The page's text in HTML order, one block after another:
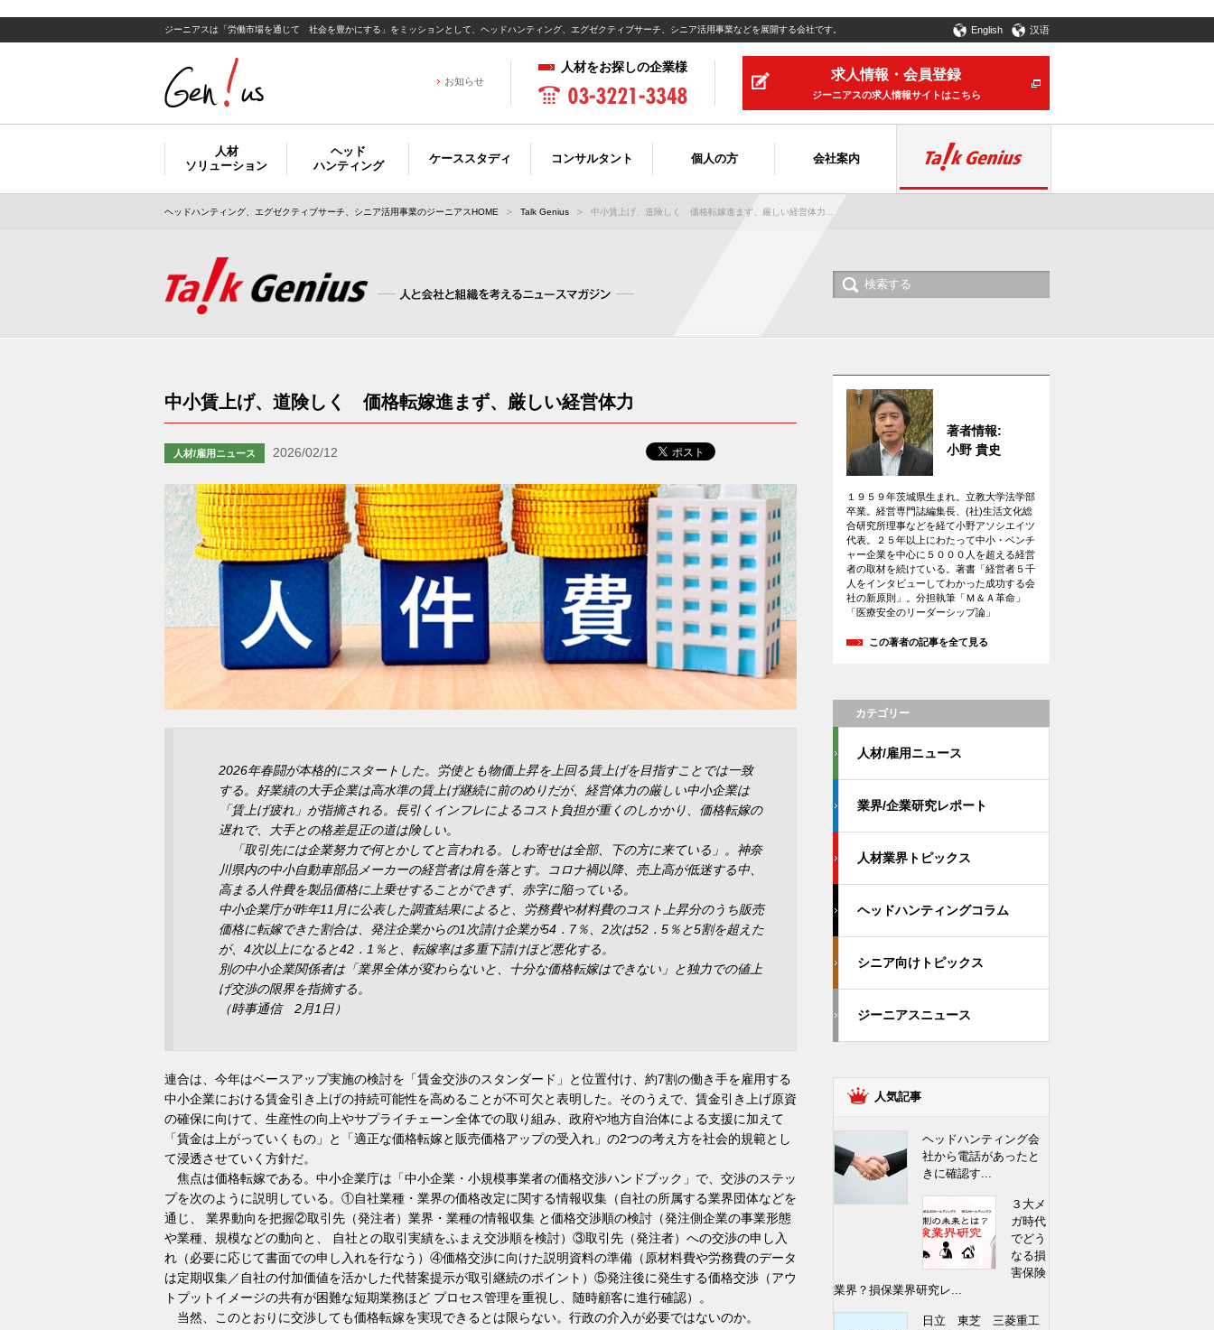
ジーニアスは「労働市場を通じて 社会を豊かにする」をミッションとして、ヘッドハンティング、エグゼクティブサーチ、シニア活用事業などを展開する会社です。
人材
ソリューション
ヘッド
ハンティング
ケーススタディ コンサルタント 個人の方 会社案内
お知らせ
English 汉语
求人情報・会員登録
ジーニアスの求人情報サイトはこちら
人材をお探しの企業様
ヘッドハンティング、エグゼクティブサーチ、シニア活用事業のジーニアスHOME Talk Genius 中小賃上げ、道険しく 価格転嫁進まず、厳しい経営体力...
中小賃上げ、道険しく 価格転嫁進まず、厳しい経営体力
人材/雇用ニュース 2026/02/12
2026年春闘が本格的にスタートした。労使とも物価上昇を上回る賃上げを目指すことでは一致
する。好業績の大手企業は高水準の賃上げ継続に前のめりだが、経営体力の厳しい中小企業は
「賃上げ疲れ」が指摘される。長引くインフレによるコスト負担が重くのしかかり、価格転嫁の
遅れで、大手との格差是正の道は険しい。
「取引先には企業努力で何とかしてと言われる。しわ寄せは全部、下の方に来ている」。神奈
川県内の中小自動車部品メーカーの経営者は肩を落とす。コロナ禍以降、売上高が低迷する中、
高まる人件費を製品価格に上乗せすることができず、赤字に陥っている。
中小企業庁が昨年11月に公表した調査結果によると、労務費や材料費のコスト上昇分のうち販売
価格に転嫁できた割合は、発注企業からの1次請け企業が54．7％、2次は52．5％と5割を超えた
が、4次以上になると42．1％と、転嫁率は多重下請けほど悪化する。
別の中小企業関係者は「業界全体が変わらないと、十分な価格転嫁はできない」と独力での値上
げ交渉の限界を指摘する。
（時事通信 2月1日）
連合は、今年はベースアップ実施の検討を「賃金交渉のスタンダード」と位置付け、約7割の働き手を雇用する
中小企業における賃金引き上げの持続可能性を高めることが不可欠と表明した。そのうえで、賃金引き上げ原資
の確保に向けて、生産性の向上やサプライチェーン全体での取り組み、政府や地方自治体による支援に加えて
「賃金は上がっていくもの」と「適正な価格転嫁と販売価格アップの受入れ」の2つの考え方を社会的規範とし
て浸透させていく方針だ。
焦点は価格転嫁である。中小企業庁は「中小企業・小規模事業者の価格交渉ハンドブック」で、交渉のステッ
プを次のように説明している。①自社業種・業界の価格改定に関する情報収集（自社の所属する業界団体などを
通じ、 業界動向を把握②取引先（発注者）業界・業種の情報収集 と価格交渉順の検討（発注側企業の事業形態
や業種、規模などの動向と、 自社との取引実績をふまえ交渉順を検討）③取引先（発注者）への交渉の申し入
れ（必要に応じて書面での申し入れを行なう）④価格交渉に向けた説明資料の準備（原材料費や労務費のデータ
は定期収集／自社の付加価値を活かした代替案提示が取引継続のポイント）⑤発注後に発生する価格交渉（アウ
トプットイメージの共有が困難な短期業務ほど プロセス管理を重視し、随時顧客に進行確認）。
当然、このとおりに交渉しても価格転嫁を実現できるとは限らない。行政の介入が必要ではないのか。
著者情報:
小野 貴史
１９５９年茨城県生まれ。立教大学法学部
卒業。経営専門誌編集長、(社)生活文化総
合研究所理事などを経て小野アソシエイツ
代表。２５年以上にわたって中小・ベンチ
ャー企業を中心に５０００人を超える経営
者の取材を続けている。著書「経営者５千
人をインタビューしてわかった成功する会
社の新原則」。分担執筆「Ｍ＆Ａ革命」
「医療安全のリーダーシップ論」
この著者の記事を全て見る
カテゴリー
人材/雇用ニュース
業界/企業研究レポート
人材業界トピックス
ヘッドハンティングコラム
シニア向けトピックス
ジーニアスニュース
人気記事
ヘッドハンティング会
社から電話があったと
きに確認す...
３大メ
ガ時代
でどう
なる損
害保険
業界？損保業界研究レ...
日立 東芝 三菱重工